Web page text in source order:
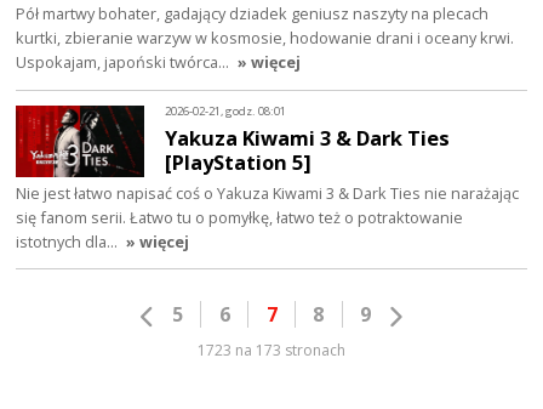
Pół martwy bohater, gadający dziadek geniusz naszyty na plecach
kurtki, zbieranie warzyw w kosmosie, hodowanie drani i oceany krwi.
Uspokajam, japoński twórca… » więcej
2026-02-21, godz. 08:01
Yakuza Kiwami 3 & Dark Ties
[PlayStation 5]
Nie jest łatwo napisać coś o Yakuza Kiwami 3 & Dark Ties nie narażając
się fanom serii. Łatwo tu o pomyłkę, łatwo też o potraktowanie
istotnych dla… » więcej
5 6 7 8 9
1723 na 173 stronach